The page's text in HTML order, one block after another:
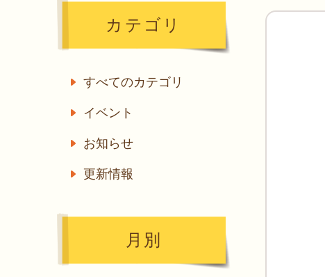
カテゴリ
すべてのカテゴリ
イベント
お知らせ
更新情報
月別